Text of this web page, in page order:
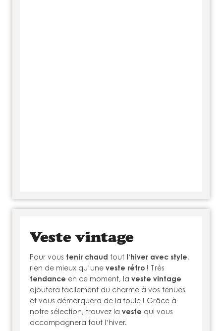
Veste vintage
Pour vous tenir chaud tout l’hiver avec style,
rien de mieux qu’une veste rétro ! Très
tendance en ce moment, la veste vintage
ajoutera facilement du charme à vos tenues
et vous démarquera de la foule ! Grâce à
notre sélection, trouvez la veste qui vous
accompagnera tout l’hiver.